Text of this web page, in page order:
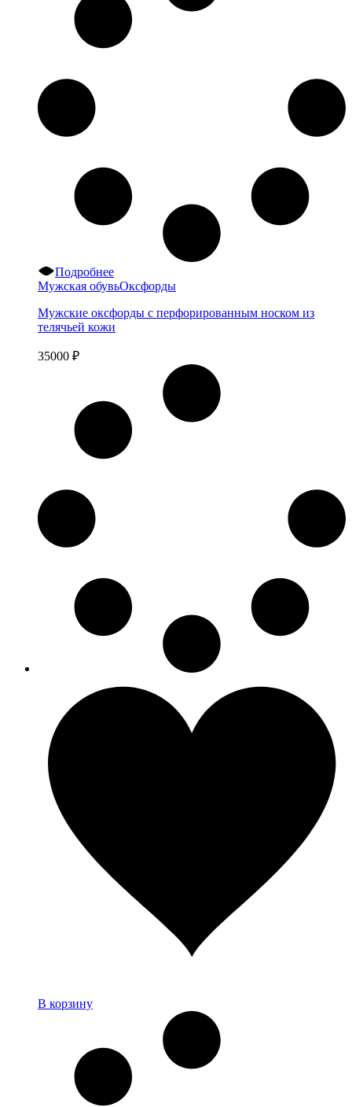
Подробнее
Мужская обувьОксфорды
Мужские оксфорды с перфорированным носком из
телячьей кожи
35000 ₽
В корзину